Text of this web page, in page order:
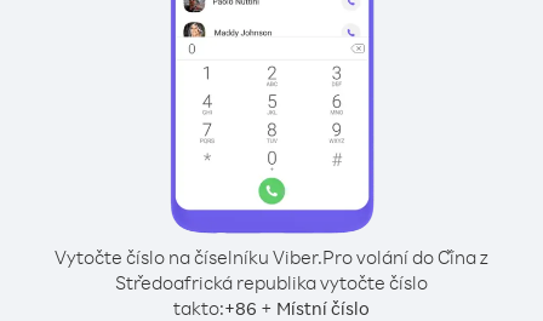
Vytočte číslo na číselníku Viber.Pro volání do Čína z
Středoafrická republika vytočte číslo
takto:+86 + Místní číslo